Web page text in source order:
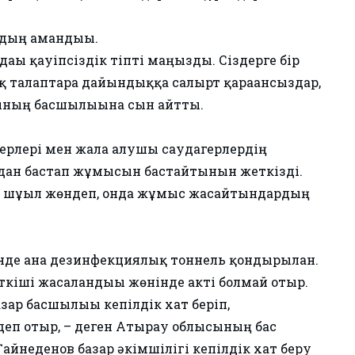
амандығы.
қауіпсіздік тіпті маңызды. Сіздерге бір
дайындыққа салғырт қарағансыздар,
басшылығына сын айтты.
мен жалға алушы саудагерлердің
бастап жұмысын бастайтынын жеткізді.
жөндеп, онда жұмыс жасайтындардың
ғана дезинфекциялық тоннель қондырылған.
жасалғандығы жөнінде акті болмай отыр.
басшылығы кепілдік хат беріп,
отыр, – деген Атырау облысының бас
базар әкімшілігі кепілдік хат беру